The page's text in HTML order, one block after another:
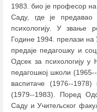
1983. био је професор
Саду, где је предавао
психологију. У звање
Године 1994. прелази
предаје педагошку и
Одсек за психологију
педагошкој школи
васпитаче (1976--
(1979--1983). Поред
Саду и Учитељског